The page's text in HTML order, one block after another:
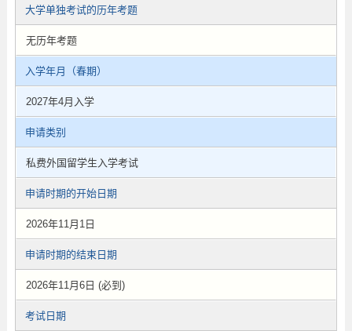
大学单独考试的历年考题
无历年考题
入学年月（春期）
2027年4月入学
申请类别
私费外国留学生入学考试
申请时期的开始日期
2026年11月1日
申请时期的结束日期
2026年11月6日 (必到)
考试日期